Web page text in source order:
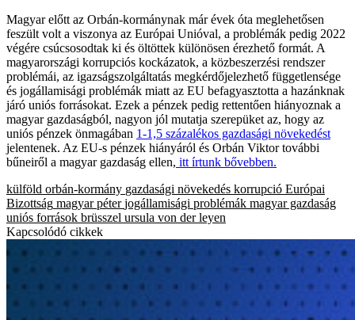
Magyar előtt az Orbán-kormánynak már évek óta meglehetősen
feszült volt a viszonya az Európai Unióval, a problémák pedig 2022
végére csúcsosodtak ki és öltöttek különösen érezhető formát. A
magyarországi korrupciós kockázatok, a közbeszerzési rendszer
problémái, az igazságszolgáltatás megkérdőjelezhető függetlensége
és jogállamisági problémák miatt az EU befagyasztotta a hazánknak
járó uniós forrásokat. Ezek a pénzek pedig rettentően hiányoznak a
magyar gazdaságból, nagyon jól mutatja szerepüket az, hogy az
uniós pénzek önmagában 1-1,5 százalékos gazdasági növekedést
jelentenek. Az EU-s pénzek hiányáról és Orbán Viktor további
bűneiről a magyar gazdaság ellen, itt írtunk bővebben.
külföld orbán-kormány gazdasági növekedés korrupció Európai
Bizottság magyar péter jogállamisági problémák magyar gazdaság
uniós források brüsszel ursula von der leyen
Kapcsolódó cikkek